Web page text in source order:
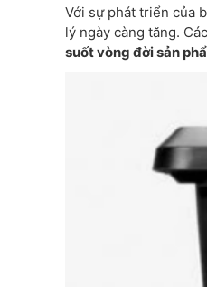
Với sự phát triển của
lý ngày càng tăng.
suốt vòng đời sản